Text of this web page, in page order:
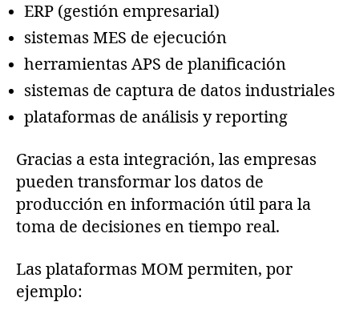
ERP (gestión empresarial)
sistemas MES de ejecución
herramientas APS de planificación
sistemas de captura de datos industriales
plataformas de análisis y reporting
Gracias a esta integración, las empresas
pueden transformar los datos de
producción en información útil para la
toma de decisiones en tiempo real.
Las plataformas MOM permiten, por
ejemplo: